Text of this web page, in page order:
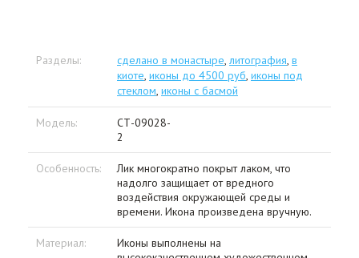
Разделы: сделано в монастыре, литография, в
киоте, иконы до 4500 руб, иконы под
стеклом, иконы с басмой
Модель:
СТ-09028-
2
Особенность:
Лик многократно покрыт лаком, что
надолго защищает от вредного
воздействия окружающей среды и
времени. Икона произведена вручную.
Материал:
Иконы выполнены на